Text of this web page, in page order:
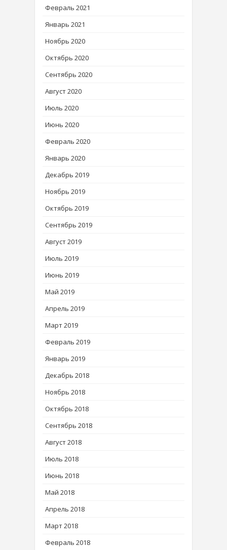
Февраль 2021
Январь 2021
Ноябрь 2020
Октябрь 2020
Сентябрь 2020
Август 2020
Июль 2020
Июнь 2020
Февраль 2020
Январь 2020
Декабрь 2019
Ноябрь 2019
Октябрь 2019
Сентябрь 2019
Август 2019
Июль 2019
Июнь 2019
Май 2019
Апрель 2019
Март 2019
Февраль 2019
Январь 2019
Декабрь 2018
Ноябрь 2018
Октябрь 2018
Сентябрь 2018
Август 2018
Июль 2018
Июнь 2018
Май 2018
Апрель 2018
Март 2018
Февраль 2018